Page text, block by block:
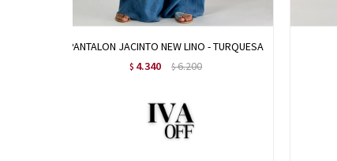
PANTALON JACINTO NEW LINO - TURQUESA
$ 4.340 $6.200